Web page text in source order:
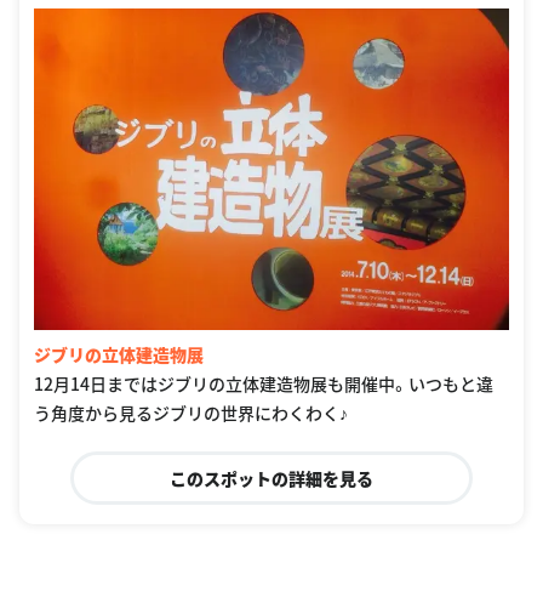
ジブリの立体建造物展
12月14日まではジブリの立体建造物展も開催中。いつもと違
う角度から見るジブリの世界にわくわく♪
このスポットの詳細を見る